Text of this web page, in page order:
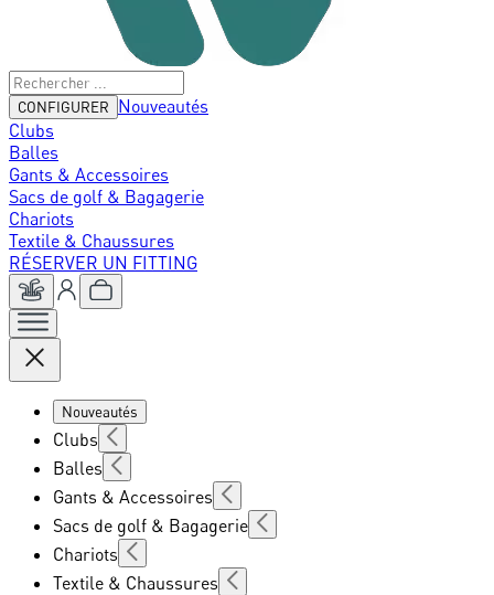
CONFIGURER
Nouveautés
Clubs
Balles
Gants & Accessoires
Sacs de golf & Bagagerie
Chariots
Textile & Chaussures
RÉSERVER UN FITTING
Nouveautés
Clubs
Balles
Gants & Accessoires
Sacs de golf & Bagagerie
Chariots
Textile & Chaussures